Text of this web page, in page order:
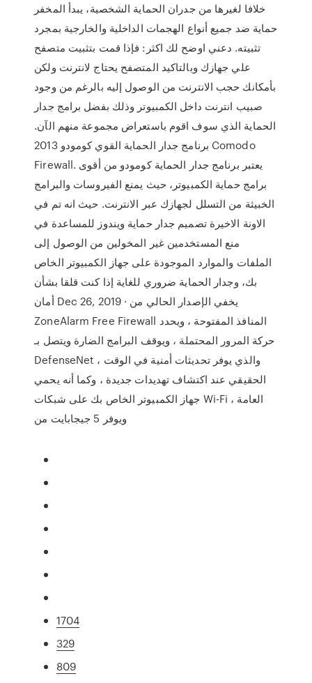
خلافا لغيرها من جدران الحماية الشخصية، يبدأ المخفر
حماية ضد جميع أنواع الهجمات الداخلية والخارجية بمجرد
تثبيته. دعني اوضح لك اكثر: فإذا قمت بتثبيت متصفح
علي جهازك وبالتاكيد المتصفح يحتاج لانترنت ولكن
بأمكانك حجب الانترنت من الوصول إليه بالرغم من وجود
صبيب انترنت داخل الكمبيوتر وذلك بفضل برامج جدار
الحماية الذي سوف اقوم باستعراض مجموعة منهم الآن.
برنامج جدار الحماية القوي كومودو 2013 Comodo
Firewall. يعتبر برنامج جدار الحماية كومودو من أقوى
برامج حماية الكمبيوتر، حيث يمنع الفيروسات والبرامج
الخبيثة من التسلل لجهازك عبر الانترنت. حيث انه تم في
الاونة الاخيرة تصميم جدار حماية ويندوز للمساعدة في
منع المستخدمين غير المخولين من الوصول إلى
الملفات والموارد الموجودة على جهاز الكمبيوتر الخاص
بك، وجدار الحماية ضروري للغاية إذا كنت قلقا بشأن
أمان Dec 26, 2019 · يخفي الإصدار الحالي من
ZoneAlarm Free Firewall المنافذ المفتوحة ، ويحدد
حركة المرور المحتملة ، ويوقف البرامج الضارة ويتصل بـ
DefenseNet ، والذي يوفر تحديثات أمنية في الوقت
الحقيقي عند اكتشاف تهديدات جديدة ، وكما أنه يحمي
جهاز الكمبيوتر الخاص بك على شبكات Wi-Fi العامة ،
ويوفر 5 جيجابايت من
1704
329
809